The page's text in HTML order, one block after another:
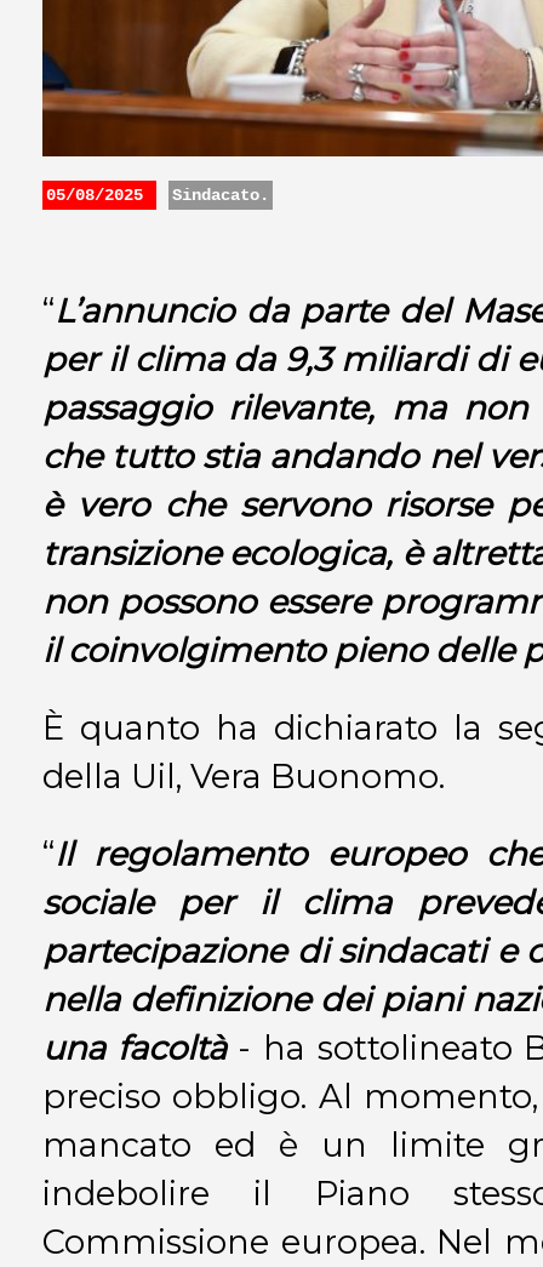
05/08/2025 Sindacato.
“L’annuncio da parte del
per il clima da 9,3 miliardi di
passaggio rilevante, ma
che tutto stia andando nel
è vero che servono risorse
transizione ecologica, è
non possono essere
il coinvolgimento pieno delle
È quanto ha dichiarato la
della Uil, Vera Buonomo.
“Il regolamento europeo
sociale per il clima
partecipazione di sindacati e
nella definizione dei piani
una facoltà- ha sottolineato
preciso obbligo. Al
mancato ed è un limite
indebolire il Piano
Commissione europea. Nel